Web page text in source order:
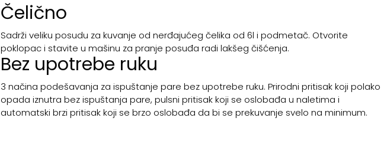
Čelično
Sadrži veliku posudu za kuvanje od nerđajućeg čelika od 6l i podmetač. Otvorite
poklopac i stavite u mašinu za pranje posuđa radi lakšeg čišćenja.
Bez upotrebe ruku
3 načina podešavanja za ispuštanje pare bez upotrebe ruku. Prirodni pritisak koji polako
opada iznutra bez ispuštanja pare, pulsni pritisak koji se oslobađa u naletima i
automatski brzi pritisak koji se brzo oslobađa da bi se prekuvanje svelo na minimum.